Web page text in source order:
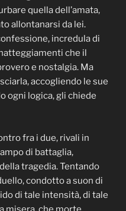
quella dell’amata,
allontanarsi da lei.
incredula di
che il
e nostalgia. Ma
accogliendo le sue
ogni logica, gli chiede
fra i due, rivali in
di battaglia,
tragedia. Tentando
condotto a suon di
di tale intensità, di tale